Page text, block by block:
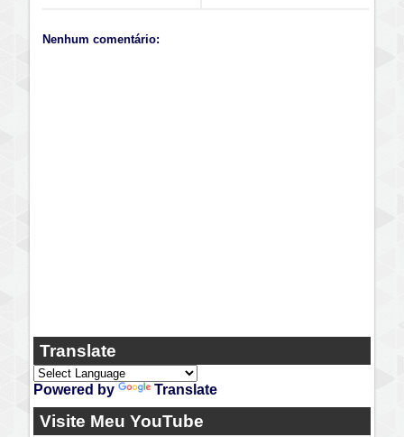
Nenhum comentário:
Translate
Powered by Translate
Visite Meu YouTube